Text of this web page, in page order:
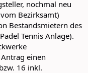
nochmal neu
Bezirksamt)
Bestandsmietern des
Tennis Anlage).
einen
16 inkl.